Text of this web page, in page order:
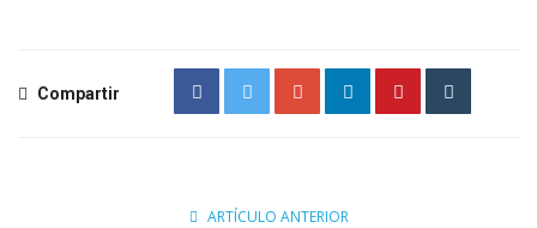
Compartir
ARTÍCULO ANTERIOR